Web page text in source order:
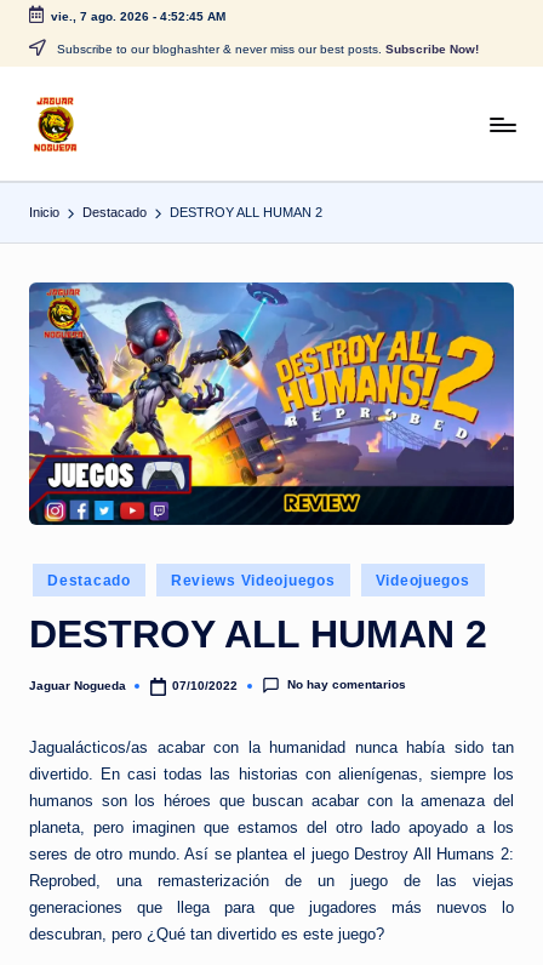
Saltar
contenido
vie., 7 ago. 2026- 4:52:45 AM
Subscribe to our bloghashter & never miss our best posts. Subscribe Now!
J
a
g
a
r
N
o
g
u
a
CONTENIDO
Inicio Destacado DESTROY ALL HUMAN 2
Publicado
en
Destacado Reviews Videojuegos Videojuegos
DESTROY ALL HUMAN 2
Publicado
Jaguar Nogueda 07/10/2022 No hay comentarios
Jagualácticos/as acabar con la humanidad nunca había sido tan
divertido. En casi todas las historias con alienígenas, siempre los
humanos son los héroes que buscan acabar con la amenaza del
planeta, pero imaginen que estamos del otro lado apoyado a los
seres de otro mundo. Así se plantea el juego Destroy All Humans 2:
Reprobed, una remasterización de un juego de las viejas
generaciones que llega para que jugadores más nuevos lo
descubran, pero ¿Qué tan divertido es este juego?